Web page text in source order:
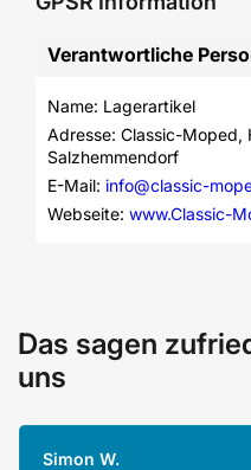
Verantwortliche
Name: Lagerartikel
Adresse: Classic-Moped,
Salzhemmendorf
E-Mail: info@classic-
Webseite: www.Classic-
Das sagen
uns
Simon W.